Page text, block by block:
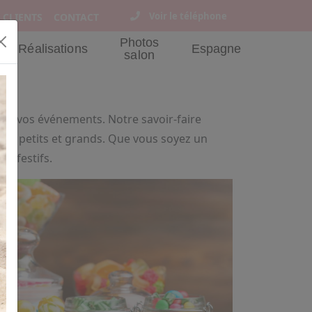
Réalisations
Photos
salon
Espagne
vos événements. Notre savoir-faire
petits et grands. Que vous soyez un
festifs.